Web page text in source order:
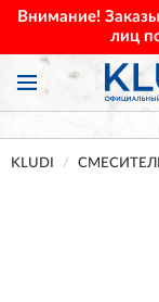
Внимание!
лиц
KLUDI